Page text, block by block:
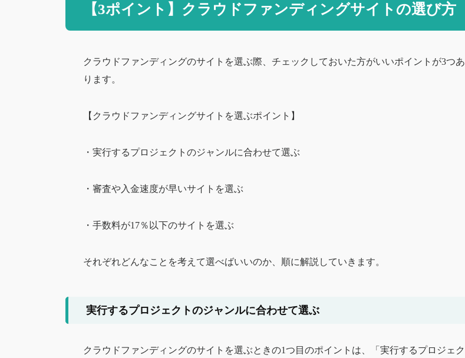
【3ポイント】クラウドファンディングサイトの選び方
クラウドファンディングのサイトを選ぶ際、チェックしておいた方がいいポイントが3つあ
ります。
【クラウドファンディングサイトを選ぶポイント】
・実行するプロジェクトのジャンルに合わせて選ぶ
・審査や入金速度が早いサイトを選ぶ
・手数料が17％以下のサイトを選ぶ
それぞれどんなことを考えて選べばいいのか、順に解説していきます。
実行するプロジェクトのジャンルに合わせて選ぶ
クラウドファンディングのサイトを選ぶときの1つ目のポイントは、「実行するプロジェク